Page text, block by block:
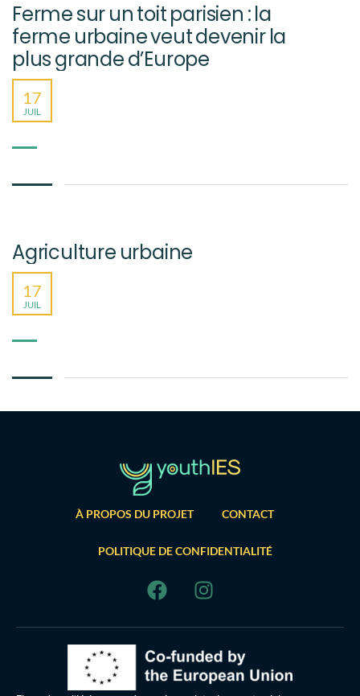
Ferme sur un toit parisien : la
ferme urbaine veut devenir la
plus grande d’Europe
17
JUIL
Agriculture urbaine
17
JUIL
À PROPOS DU PROJET CONTACT
POLITIQUE DE CONFIDENTIALITÉ